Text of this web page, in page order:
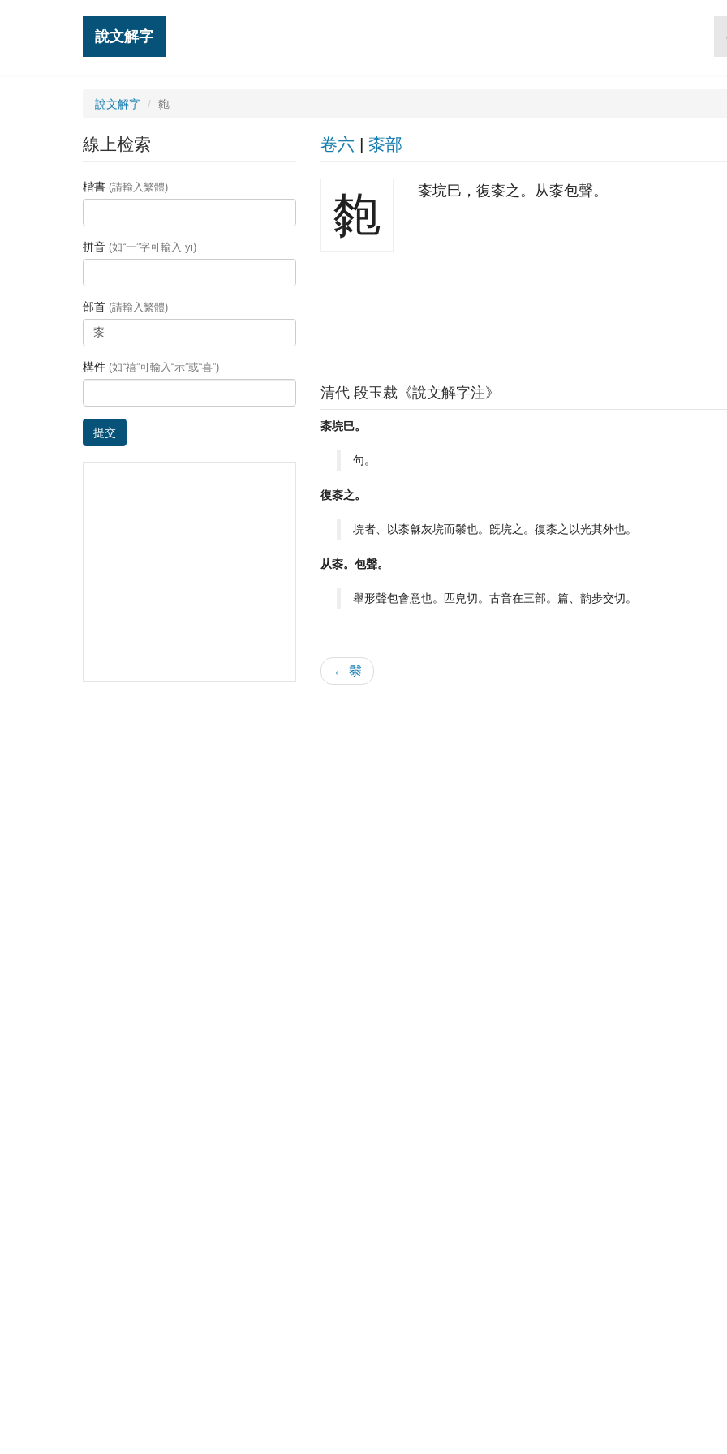
說文解字
說文解字 㯡
卷六| 桼部
㯡 桼垸巳，復桼之。从桼包聲。
清代 段玉裁《說文解字注》
桼垸巳。
句。
復桼之。
垸者、以桼龢灰垸而䰍也。旣垸之。復桼之以光其外也。
从桼。包聲。
舉形聲包會意也。匹皃切。古音在三部。篇、韵步交切。
← 䰍
線上检索
楷書 (請輸入繁體)
拼音 (如“一”字可輸入 yi)
部首 (請輸入繁體)
構件 (如“禧”可輸入“示”或“喜”)
提交